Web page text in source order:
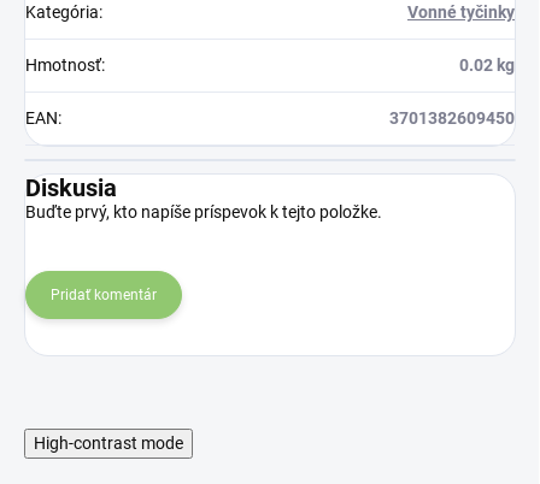
Kategória: Vonné tyčinky
Hmotnosť: 0.02 kg
EAN: 3701382609450
Diskusia
Buďte prvý, kto napíše príspevok k tejto položke.
Pridať komentár
High-contrast mode